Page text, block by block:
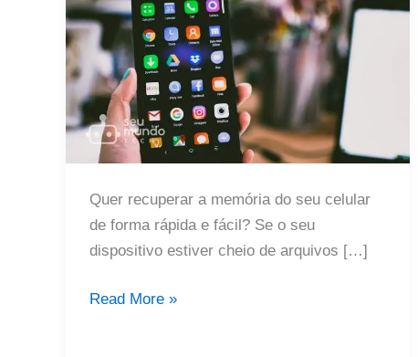
Quer recuperar a memória do seu celular
de forma rápida e fácil? Se o seu
dispositivo estiver cheio de arquivos […]
Veja
Read More »